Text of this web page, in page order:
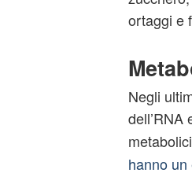
ortaggi e
Negli
dell’RNA
hanno